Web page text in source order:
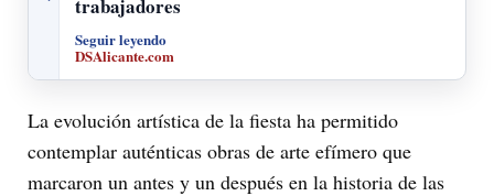
trabajadores
Seguir leyendo
DSAlicante.com
La evolución artística de la fiesta ha permitido
contemplar auténticas obras de arte efímero que
marcaron un antes y un después en la historia de las